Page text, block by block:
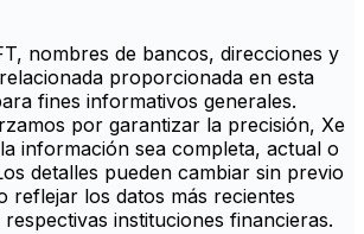
nombres de bancos, direcciones y
proporcionada en esta
fines informativos generales.
por garantizar la precisión, Xe
información sea completa, actual o
detalles pueden cambiar sin previo
reflejar los datos más recientes
instituciones financieras.